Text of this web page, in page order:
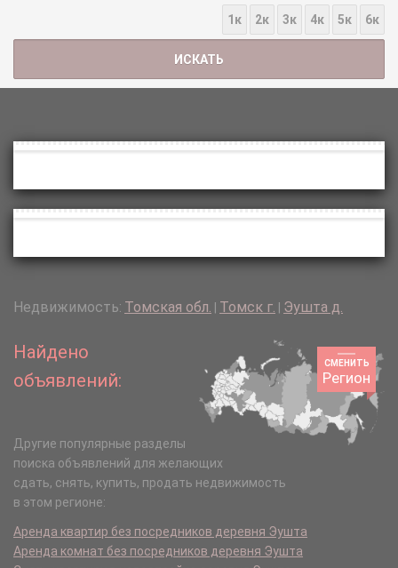
1к 2к 3к 4к 5к 6к
Недвижимость: Томская обл. Томск г. Эушта д.
СМЕНИТЬ
Регион
Найдено
объявлений:
Другие популярные разделы
поиска объявлений для желающих
сдать, снять, купить, продать недвижимость
в этом регионе:
Аренда квартир без посредников деревня Эушта
Аренда комнат без посредников деревня Эушта